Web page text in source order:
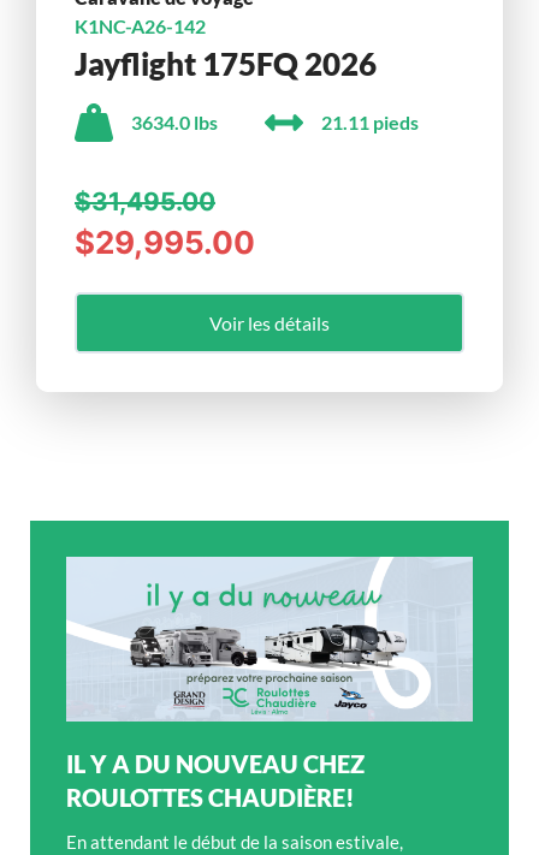
K1NC-A26-142
Jayflight 175FQ 2026
3634.0 lbs 21.11 pieds
$31,495.00
$29,995.00
Voir les détails
IL Y A DU NOUVEAU CHEZ
ROULOTTES CHAUDIÈRE!
En attendant le début de la saison estivale,